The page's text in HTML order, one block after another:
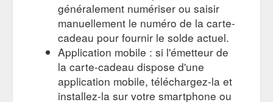
généralement numériser ou saisir
manuellement le numéro de la carte-
cadeau pour fournir le solde actuel.
Application mobile : si l'émetteur de
la carte-cadeau dispose d'une
application mobile, téléchargez-la et
installez-la sur votre smartphone ou